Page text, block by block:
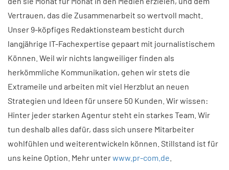
Vertrauen, das die Zusammenarbeit so wertvoll macht.
Unser 9-köpfiges Redaktionsteam besticht durch
langjährige IT-Fachexpertise gepaart mit journalistischem
Können. Weil wir nichts langweiliger finden als
herkömmliche Kommunikation, gehen wir stets die
Extrameile und arbeiten mit viel Herzblut an neuen
Strategien und Ideen für unsere 50 Kunden. Wir wissen:
Hinter jeder starken Agentur steht ein starkes Team. Wir
tun deshalb alles dafür, dass sich unsere Mitarbeiter
wohlfühlen und weiterentwickeln können. Stillstand ist für
uns keine Option. Mehr unterwww.pr-com.de